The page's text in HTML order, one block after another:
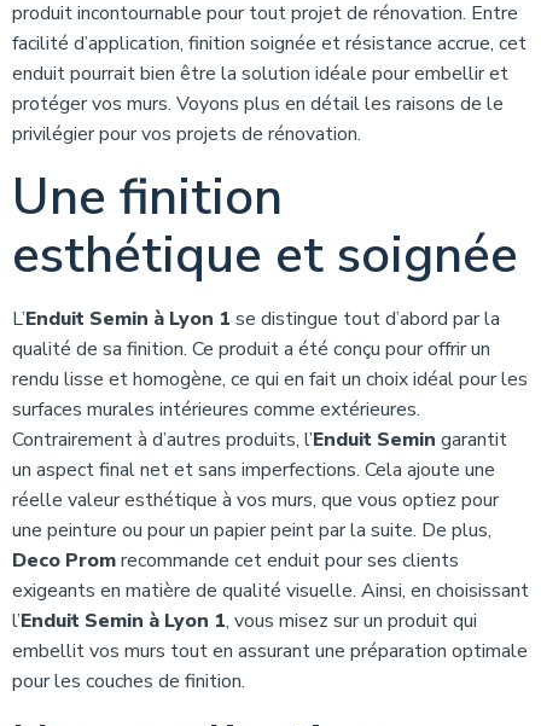
produit incontournable pour tout projet de rénovation. Entre
facilité d’application, finition soignée et résistance accrue, cet
enduit pourrait bien être la solution idéale pour embellir et
protéger vos murs. Voyons plus en détail les raisons de le
privilégier pour vos projets de rénovation.
Une finition
esthétique et soignée
L’Enduit Semin à Lyon 1 se distingue tout d’abord par la
qualité de sa finition. Ce produit a été conçu pour offrir un
rendu lisse et homogène, ce qui en fait un choix idéal pour les
surfaces murales intérieures comme extérieures.
Contrairement à d’autres produits, l’Enduit Semin garantit
un aspect final net et sans imperfections. Cela ajoute une
réelle valeur esthétique à vos murs, que vous optiez pour
une peinture ou pour un papier peint par la suite. De plus,
Deco Promrecommande cet enduit pour ses clients
exigeants en matière de qualité visuelle. Ainsi, en choisissant
l’Enduit Semin à Lyon 1, vous misez sur un produit qui
embellit vos murs tout en assurant une préparation optimale
pour les couches de finition.